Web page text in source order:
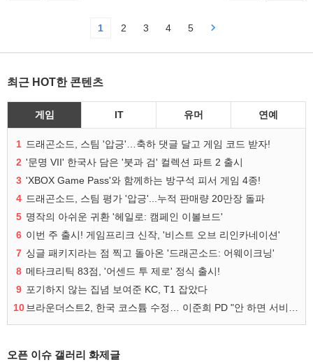
1 2 3 4 5
최근 HOT한 콘텐츠
게임 IT 유머 연예
1 드래곤소드, 스팀 '압긍'…축하 댓글 달고 게임 코드 받자!
2 '문명 VII' 한국사 담은 '붓과 검' 컬렉션 파트 2 출시
3 'XBOX Game Pass'와 함께하는 방구석 피서 게임 4종!
4 드래곤소드, 스팀 평가 '압긍'...누적 판매량 20만장 돌파
5 명작의 아쉬운 귀환 '헤일로: 캠페인 이볼브드'
6 이번 주 출시! 게임프리크 신작, '비스트 오브 리인카네이션'
7 싱글 패키지라는 점 찍고 돌아온 '드래곤소드: 어웨이크닝'
8 메타크리틱 83점, '어센드 투 제로' 정식 출시!
9 포기하지 않는 집념 보여준 KC, T1 잡았다
10
오픈 이슈 갤러리 화제글